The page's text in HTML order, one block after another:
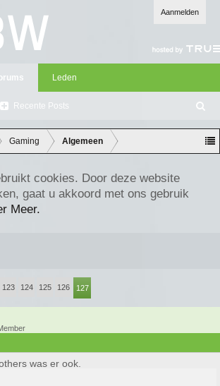
Aanmelden
Recente Posts
Leden
oe
ke
n
Gaming Algemeen
cookies. Door deze website
gaat u akkoord met ons gebruik
Meer.
123 124 125 126 127
was er ook.